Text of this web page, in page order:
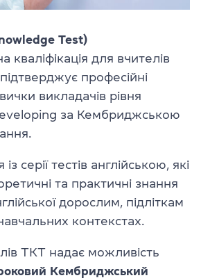
Ворота, вул. Ярославів Вал, 13/2-б,
Maps
Test)
для вчителів
підтверджує професійні
викладачів рівня
за Кембриджською
серії тестів англійською, які
та практичні знання
дорослим, підліткам
контекстах.
ТКТ надає можливість
Кембриджський